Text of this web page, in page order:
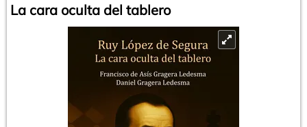
La cara oculta del tablero